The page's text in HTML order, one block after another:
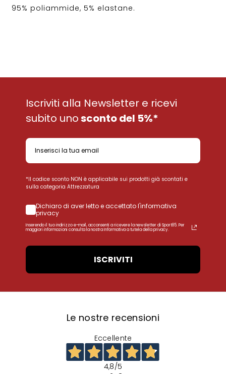
95% poliammide, 5% elastane.
Iscriviti alla Newsletter e ricevi
subito unosconto del 5%*
*Il codice sconto NON è applicabile sui prodotti già scontati e
sulla categoria Attrezzatura
Dichiaro di aver letto e accettato l'informativa
privacy
Inserendo il tuo indirizzo e-mail, acconsenti a ricevere la newsletter di Sport85. Per
maggiori informazioni consulta la nostra Informativa a tutela della privacy.
ISCRIVITI
Le nostre recensioni
Eccellente
4,8/5